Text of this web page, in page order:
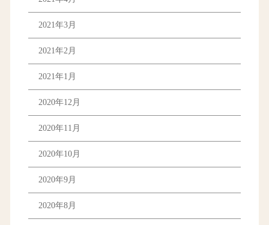
2021年3月
2021年2月
2021年1月
2020年12月
2020年11月
2020年10月
2020年9月
2020年8月